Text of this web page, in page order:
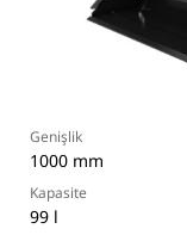
Genişlik
1000 mm
Kapasite
99 l